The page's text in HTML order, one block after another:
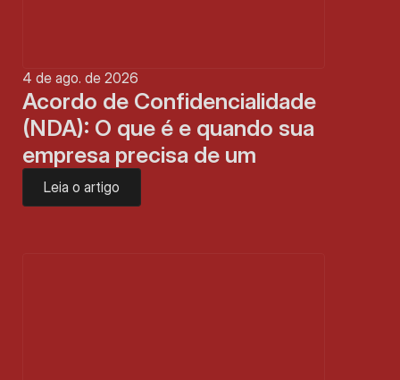
4 de ago. de 2026
Acordo de Confidencialidade
(NDA): O que é e quando sua
empresa precisa de um
Leia o artigo